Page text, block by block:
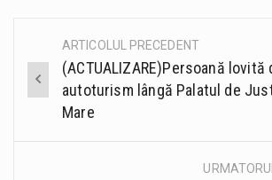
Post
navigation
ARTICOLUL PRECEDENT
(ACTUALIZARE)Persoană lovită
autoturism lângă Palatul de
Mare